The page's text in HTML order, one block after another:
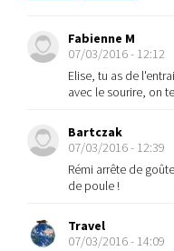
Fabienne M
07/03/2016 - 12:12
Elise, tu as de
avec le sourire, on
Bartczak
07/03/2016 - 12:39
Rémi arrête de
de poule !
Travel
07/03/2016 - 14:09